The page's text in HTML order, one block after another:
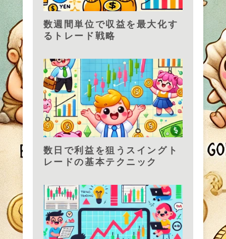
数週間単位で収益を最大化す
るトレード戦略
数日で利益を狙うスイングト
レードの基本テクニック